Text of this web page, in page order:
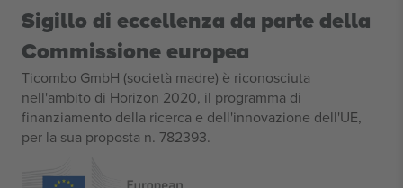
Sigillo di eccellenza da parte della
Commissione europea
Ticombo GmbH (società madre) è riconosciuta
nell'ambito di Horizon 2020, il programma di
finanziamento della ricerca e dell'innovazione dell'UE,
per la sua proposta n. 782393.